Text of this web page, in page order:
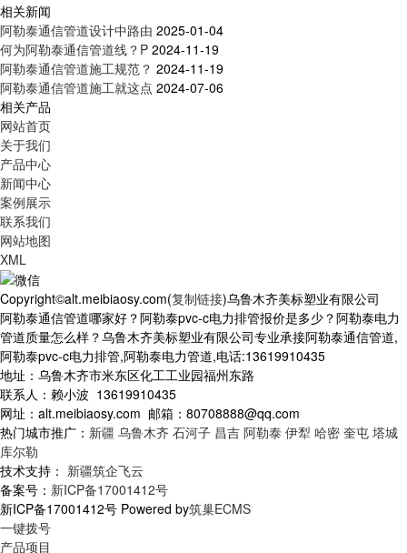
相关新闻
阿勒泰通信管道设计中路由 2025-01-04
何为阿勒泰通信管道线？P 2024-11-19
阿勒泰通信管道施工规范？ 2024-11-19
阿勒泰通信管道施工就这点 2024-07-06
相关产品
网站首页
关于我们
产品中心
新闻中心
案例展示
联系我们
网站地图
XML
Copyright©alt.meibiaosy.com(复制链接)乌鲁木齐美标塑业有限公司
阿勒泰通信管道哪家好？阿勒泰pvc-c电力排管报价是多少？阿勒泰电力
管道质量怎么样？乌鲁木齐美标塑业有限公司专业承接阿勒泰通信管道,
阿勒泰pvc-c电力排管,阿勒泰电力管道,电话:13619910435
地址：乌鲁木齐市米东区化工工业园福州东路
联系人：赖小波 13619910435
网址：alt.meibiaosy.com 邮箱：80708888@qq.com
热门城市推广： 新疆 乌鲁木齐 石河子 昌吉 阿勒泰 伊犁 哈密 奎屯 塔城
库尔勒
技术支持： 新疆筑企飞云
备案号： 新ICP备17001412号
新ICP备17001412号 Powered by筑巢ECMS
一键拨号
产品项目